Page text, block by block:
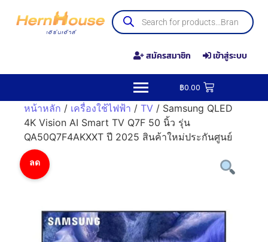
สมัครสมาชิก เข้าสู่ระบบ
฿0.00
หน้าหลัก / เครื่องใช้ไฟฟ้า / TV / Samsung QLED
4K Vision AI Smart TV Q7F 50 นิ้ว รุ่น
QA50Q7F4AKXXT ปี 2025 สินค้าใหม่ประกันศูนย์
ลด